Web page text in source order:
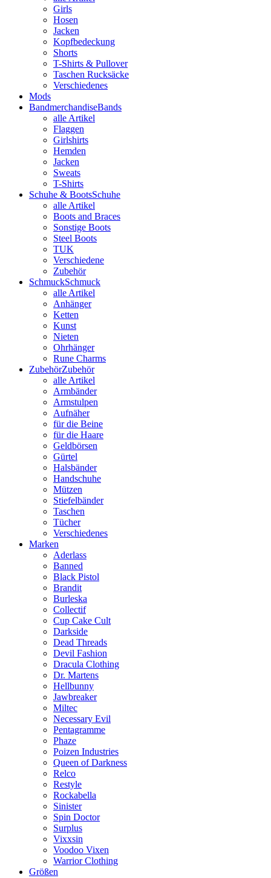
Girls
Hosen
Jacken
Kopfbedeckung
Shorts
T-Shirts & Pullover
Taschen Rucksäcke
Verschiedenes
Mods
BandmerchandiseBands
alle Artikel
Flaggen
Girlshirts
Hemden
Jacken
Sweats
T-Shirts
Schuhe & BootsSchuhe
alle Artikel
Boots and Braces
Sonstige Boots
Steel Boots
TUK
Verschiedene
Zubehör
SchmuckSchmuck
alle Artikel
Anhänger
Ketten
Kunst
Nieten
Ohrhänger
Rune Charms
ZubehörZubehör
alle Artikel
Armbänder
Armstulpen
Aufnäher
für die Beine
für die Haare
Geldbörsen
Gürtel
Halsbänder
Handschuhe
Mützen
Stiefelbänder
Taschen
Tücher
Verschiedenes
Marken
Aderlass
Banned
Black Pistol
Brandit
Burleska
Collectif
Cup Cake Cult
Darkside
Dead Threads
Devil Fashion
Dracula Clothing
Dr. Martens
Hellbunny
Jawbreaker
Miltec
Necessary Evil
Pentagramme
Phaze
Poizen Industries
Queen of Darkness
Relco
Restyle
Rockabella
Sinister
Spin Doctor
Surplus
Vixxsin
Voodoo Vixen
Warrior Clothing
Größen